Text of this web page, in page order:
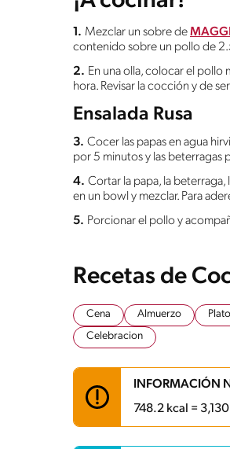
1. Mezclar un sobre de
contenido sobre un pollo de
2. En una olla, colocar el pollo
hora. Revisar la cocción y de
Ensalada Rusa
3. Cocer las papas en agua
por 5 minutos y las beterragas
4. Cortar la papa, la beterraga,
en un bowl y mezclar. Para
5. Porcionar el pollo y
Recetas de
Cena Almuerzo
Celebracion
INFORMACIÓN
748.2 kcal =